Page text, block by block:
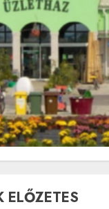
ELŐZETES